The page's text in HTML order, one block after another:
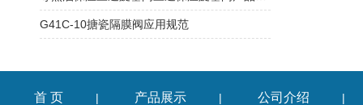
G41C-10搪瓷隔膜阀应用规范
首 页 | 产品展示 | 公司介绍 |